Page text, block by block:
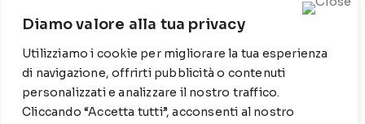
Diamo valore alla tua privacy
Utilizziamo i cookie per migliorare la tua esperienza
di navigazione, offrirti pubblicità o contenuti
personalizzati e analizzare il nostro traffico.
Cliccando “Accetta tutti”, acconsenti al nostro
Contrada Locosantissimo
1316 - 70044 Polignano a
T: 080 917 78 89
Chi siamo
Cookie Policy